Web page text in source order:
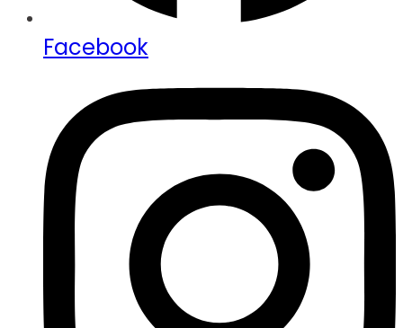
Facebook